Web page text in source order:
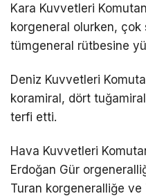
Kara Kuvvetleri
korgeneral olurken, çok
tümgeneral rütbesine
Deniz Kuvvetleri
koramiral, dört
terfi etti.
Hava Kuvvetleri
Erdoğan Gür
Turan korgeneralliğe